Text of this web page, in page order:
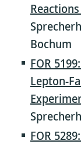
Reactions
Bochum
FOR
Lepton-
FOR